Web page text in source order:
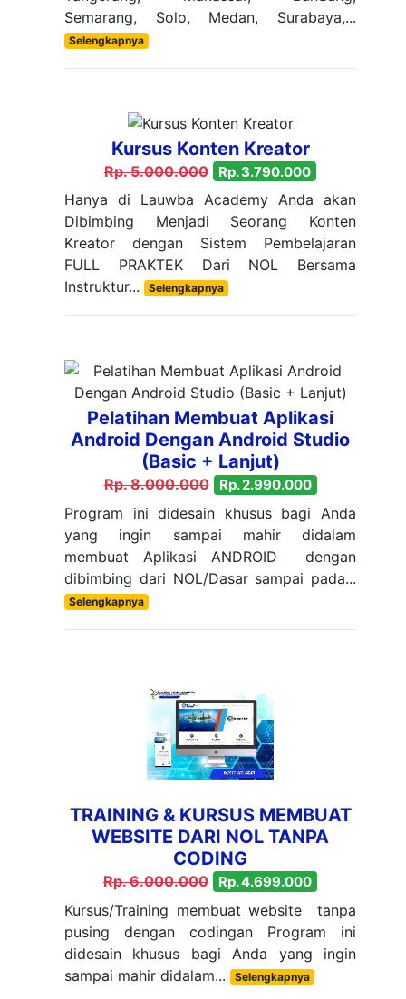
Semarang, Solo, Medan, Surabaya,...
Selengkapnya
Kursus Konten Kreator
Rp. 5.000.000 Rp. 3.790.000
Hanya di Lauwba Academy Anda akan
Dibimbing Menjadi Seorang Konten
Kreator dengan Sistem Pembelajaran
FULL PRAKTEK Dari NOL Bersama
Instruktur...
Selengkapnya
Pelatihan Membuat Aplikasi
Android Dengan Android Studio
(Basic + Lanjut)
Rp. 8.000.000 Rp. 2.990.000
Program ini didesain khusus bagi Anda
yang ingin sampai mahir didalam
membuat Aplikasi ANDROID dengan
dibimbing dari NOL/Dasar sampai pada...
Selengkapnya
TRAINING & KURSUS MEMBUAT
WEBSITE DARI NOL TANPA
CODING
Rp. 6.000.000 Rp. 4.699.000
Kursus/Training membuat website tanpa
pusing dengan codingan Program ini
didesain khusus bagi Anda yang ingin
sampai mahir didalam...
Selengkapnya